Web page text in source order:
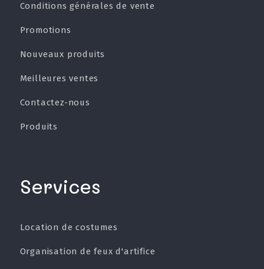
Conditions générales de vente
Promotions
Nouveaux produits
Meilleures ventes
Contactez-nous
Produits
Services
Location de costumes
Organisation de feux d'artifice